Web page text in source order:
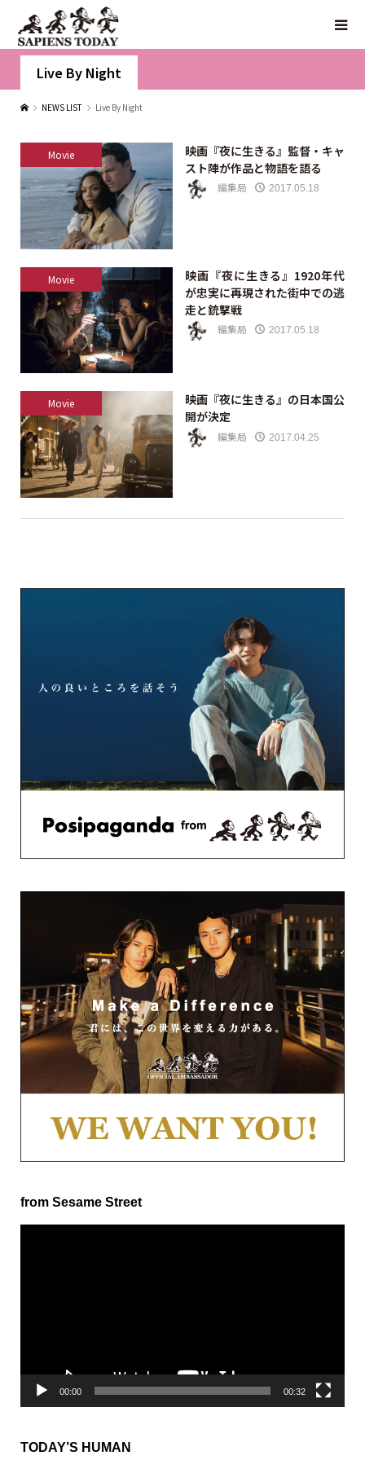
Live By Night
NEWS LIST Live By Night
Movie
映画『夜に生きる』監督・キャ
スト陣が作品と物語を語る
編集局 2017.05.18
Movie
映画『夜に生きる』1920年代
が忠実に再現された街中での逃
走と銃撃戦
編集局 2017.05.18
Movie
映画『夜に生きる』の日本国公
開が決定
編集局 2017.04.25
from Sesame Street
00:00 00:32
TODAY’S HUMAN